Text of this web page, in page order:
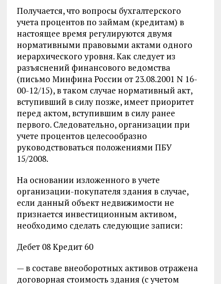
Получается, что вопросы бухгалтерского
учета процентов по займам (кредитам) в
настоящее время регулируются двумя
нормативными правовыми актами одного
иерархического уровня. Как следует из
разъяснений финансового ведомства
(письмо Минфина России от 23.08.2001 N 16-
00-12/15), в таком случае нормативный акт,
вступивший в силу позже, имеет приоритет
перед актом, вступившим в силу ранее
первого. Следовательно, организации при
учете процентов целесообразно
руководствоваться положениями ПБУ
15/2008.
На основании изложенного в учете
организации-покупателя здания в случае,
если данный объект недвижимости не
признается инвестиционным активом,
необходимо сделать следующие записи:
Дебет 08 Кредит 60
— в составе внеоборотных активов отражена
договорная стоимость здания (с учетом